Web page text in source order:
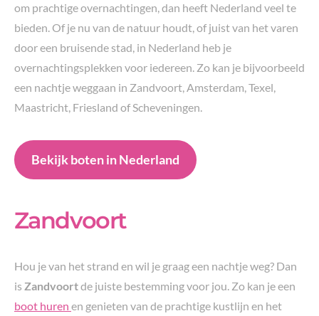
om prachtige overnachtingen, dan heeft Nederland veel te
bieden. Of je nu van de natuur houdt, of juist van het varen
door een bruisende stad, in Nederland heb je
overnachtingsplekken voor iedereen. Zo kan je bijvoorbeeld
een nachtje weggaan in Zandvoort, Amsterdam, Texel,
Maastricht, Friesland of Scheveningen.
Bekijk boten in Nederland
Zandvoort
Hou je van het strand en wil je graag een nachtje weg? Dan
is Zandvoortde juiste bestemming voor jou. Zo kan je een
boot huren en genieten van de prachtige kustlijn en het